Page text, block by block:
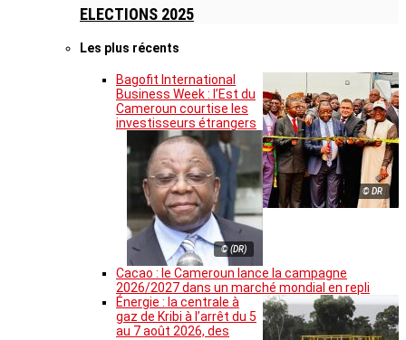
ELECTIONS 2025
Les plus récents
© DR
Bagofit International
Business Week : l’Est du
Cameroun courtise les
investisseurs étrangers
© (DR)
Cacao : le Cameroun lance la campagne
2026/2027 dans un marché mondial en repli
Énergie : la centrale à
gaz de Kribi à l’arrêt du 5
au 7 août 2026, des